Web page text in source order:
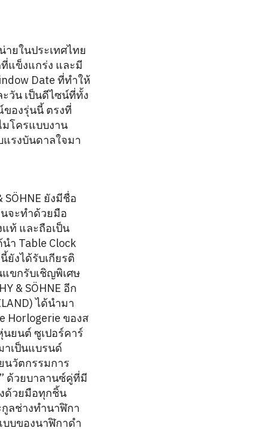
ายในประเทศไทย
แข็งแกร่ง และมี
Date ที่ทำให้
วัน เป็นดีไซน์ที่ทั้ง
องรุ่นนี้ ตรงที่
มโครแบบงาน
รงบันดาลใจมา
ยังมีชื่อ
นจะทำด้วยมือ
ท้ และถือเป็น
ำ Table Clock
ยังได้รับเกียรติ
ขกรับเชิญพิเศษ
& SÖHNE อีก
ได้นำมา
Horlogerie ของส
ยนต์ ซูเปอร์คาร์
าเป็นแบรนด์
นวัตกรรมการ
ด้วยบาลานซ์คู่ที่มี
ด้วยมือทุกชิ้น
ลช่างทำนาฬิกา
บบของนาฬิกาดำ